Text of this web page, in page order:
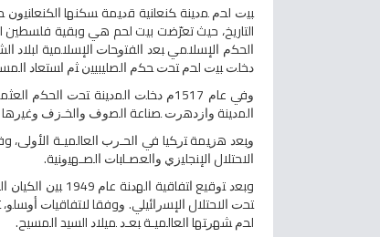
التاريخ، حيث تعرّضت بيت لحم هي وبقية فلسطين
ﺍﻟﺤﻜﻡ ﺍﻹﺴﻼﻤﻲ ﺒﻌﺩ ﺍﻟﻔﺘﻭﺤﺎﺕ ﺍﻹﺴﻼﻤﻴﺔ ﻟﺒﻼﺩ
ﺩﺨﻠﺕ ﺒﻴﺕ ﻟﺤﻡ ﺘﺤﺕ ﺤﻜﻡ ﺍﻟﺼﻠﻴﺒﻴﻴﻥ ﺜﻡ ﺍﺴﺘﻌﺎﺩ
ﻭﻓﻲ ﻋﺎﻡ 1517ﻡ ﺩﺨﻠﺕ ﺍﻟﻤﺩﻴﻨﺔ ﺘﺤﺕ
ﺍﻟﻤﺩﻴﻨﺔ ﻭﺍﺯﺩﻫﺭﺕ ﺼﻨﺎﻋﺔ ﺍﻟﺼﻭﻑ ﻭﺍﻟﺨـﺯﻑ ﻭﻏﻴﺭﻫﺎ
ﺍﻻﺤﺘﻼل ﺍﻹﻨﺠﻠﻴﺯﻱ ﻭﺍﻟﻌﺼـﺎﺒﺎﺕ ﺍﻟﺼـﻬﻴﻭﻨﻴﺔ.
ﻟﺤﻡ ﺸﻬﺭﺘﻬﺎ ﺍﻟﻌﺎﻟﻤﻴـﺔ ﺒﻌـﺩ ﻤﻴﻼﺩ السيد ﺍﻟﻤﺴﻴﺢ.